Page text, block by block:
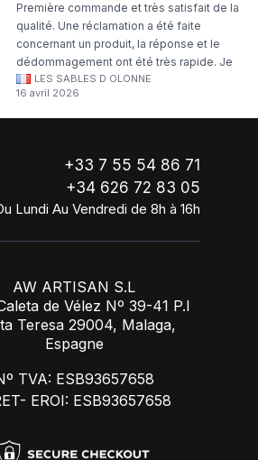
Première commande et très satisfait de la
qualité. Une réclamation a été faite
concernant un produit, la réponse et le
dédommagement ont été très rapide. Je
continuerai à commander chez WA Artisan
!
LES SABLES D OLONNE
16 avril 2026
+33 7 55 54 86 71
+34 626 72 83 05
Lundi Au Vendredi de 8h à 16h
AW ARTISAN S.L
de Vélez Nº 39-41 P.I
Teresa 29004, Malaga,
Espagne
TVA: ESB93657658
EROI: ESB93657658